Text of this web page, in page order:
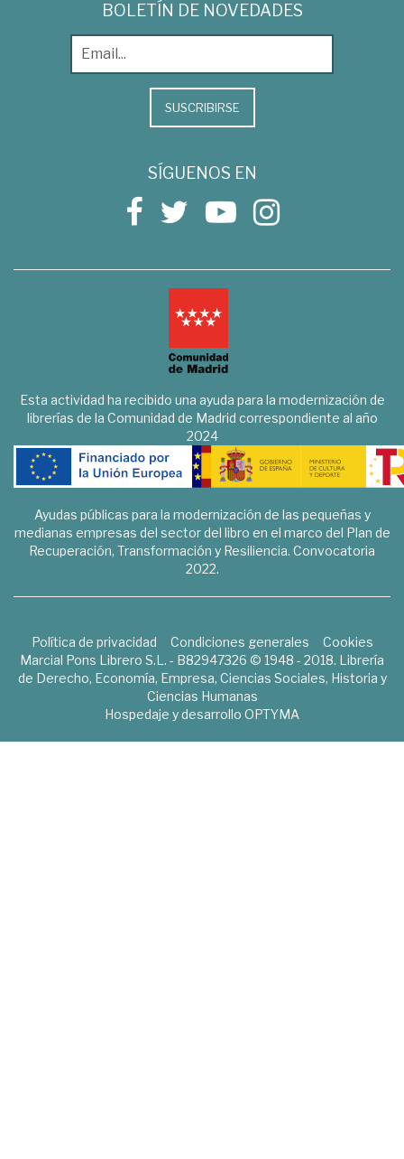
BOLETÍN DE NOVEDADES
SUSCRIBIRSE
SÍGUENOS EN
Esta actividad ha recibido una ayuda para la modernización de
librerías de la Comunidad de Madrid correspondiente al año
2024
Ayudas públicas para la modernización de las pequeñas y
medianas empresas del sector del libro en el marco del Plan de
Recuperación, Transformación y Resiliencia. Convocatoria
2022.
Política de privacidad Condiciones generales
Cookies
Marcial Pons Librero S.L. - B82947326 © 1948 - 2018. Librería
de Derecho, Economía, Empresa, Ciencias Sociales, Historia y
Ciencias Humanas
Hospedaje y desarrollo OPTYMA